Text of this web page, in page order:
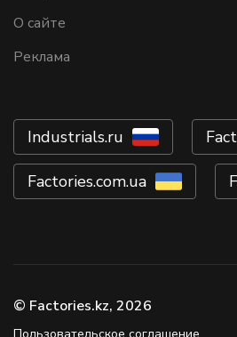
О сайте
Реклама
Industrials.ru
Factories.com.ua
© Factories.kz, 2026